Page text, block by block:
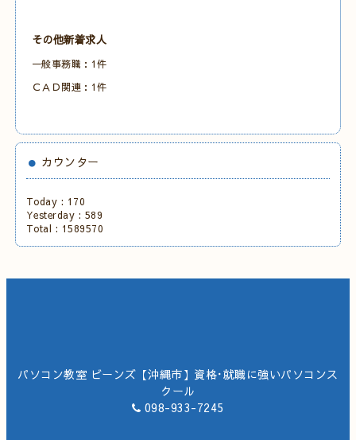
その他新着求人
一般事務職：1件
ＣＡＤ関連：1件
カウンター
Today : 170
Yesterday : 589
Total : 1589570
パソコン教室 ビーンズ【沖縄市】資格･就職に強いパソコンス
クール
098-933-7245